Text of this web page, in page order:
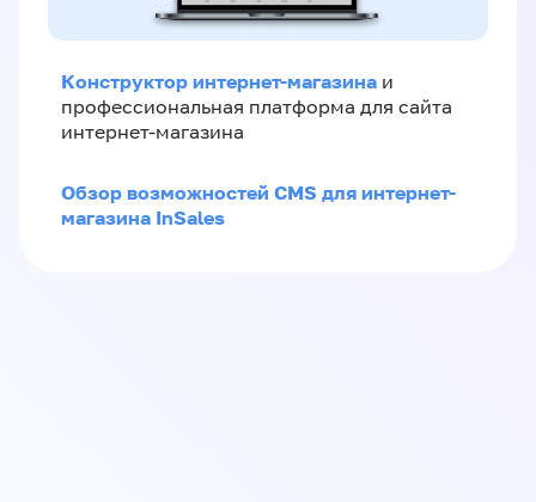
Конструктор интернет-магазина и
профессиональная платформа для сайта
интернет-магазина
Обзор возможностей CMS для интернет-
магазина InSales